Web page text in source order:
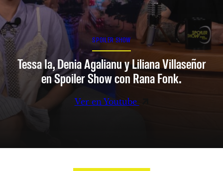
SPOILER SHOW
Tessa Ia, Denia Agalianu y Liliana Villaseñor
en Spoiler Show con Rana Fonk.
Ver en Youtube